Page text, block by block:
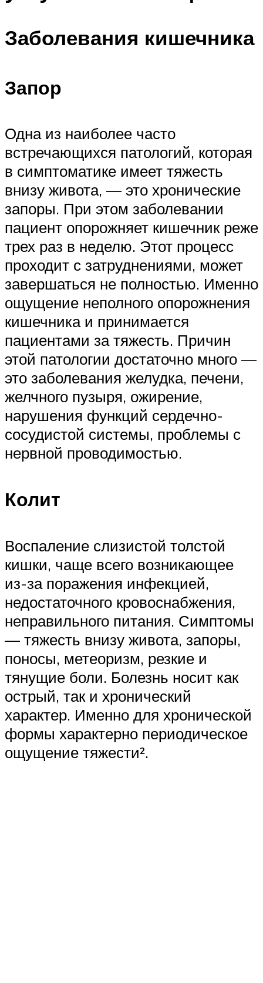
Заболевания кишечника
Запор
Одна из наиболее часто
встречающихся патологий, которая
в симптоматике имеет тяжесть
внизу живота, — это хронические
запоры. При этом заболевании
пациент опорожняет кишечник реже
трех раз в неделю. Этот процесс
проходит с затруднениями, может
завершаться не полностью. Именно
ощущение неполного опорожнения
кишечника и принимается
пациентами за тяжесть. Причин
этой патологии достаточно много —
это заболевания желудка, печени,
желчного пузыря, ожирение,
нарушения функций сердечно-
сосудистой системы, проблемы с
нервной проводимостью.
Колит
Воспаление слизистой толстой
кишки, чаще всего возникающее
из-за поражения инфекцией,
недостаточного кровоснабжения,
неправильного питания. Симптомы
— тяжесть внизу живота, запоры,
поносы, метеоризм, резкие и
тянущие боли. Болезнь носит как
острый, так и хронический
характер. Именно для хронической
формы характерно периодическое
ощущение тяжести².